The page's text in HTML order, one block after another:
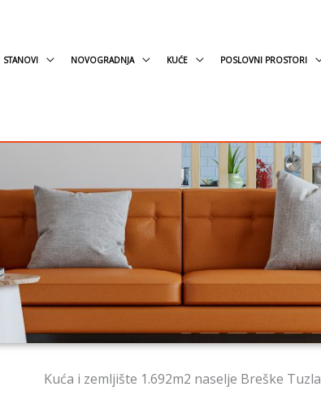
STANOVI NOVOGRADNJA KUĆE POSLOVNI PROSTORI
Kuća i zemljište 1.692m2 naselje Breške Tuzla